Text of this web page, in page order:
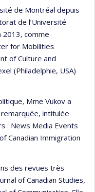
de Montréal depuis
de l’Université
2013, comme
for Mobilities
of Culture and
(Philadelphie, USA)
Mme Vukov a
intitulée
: News Media Events
Canadian Immigration
des revues très
of Canadian Studies,